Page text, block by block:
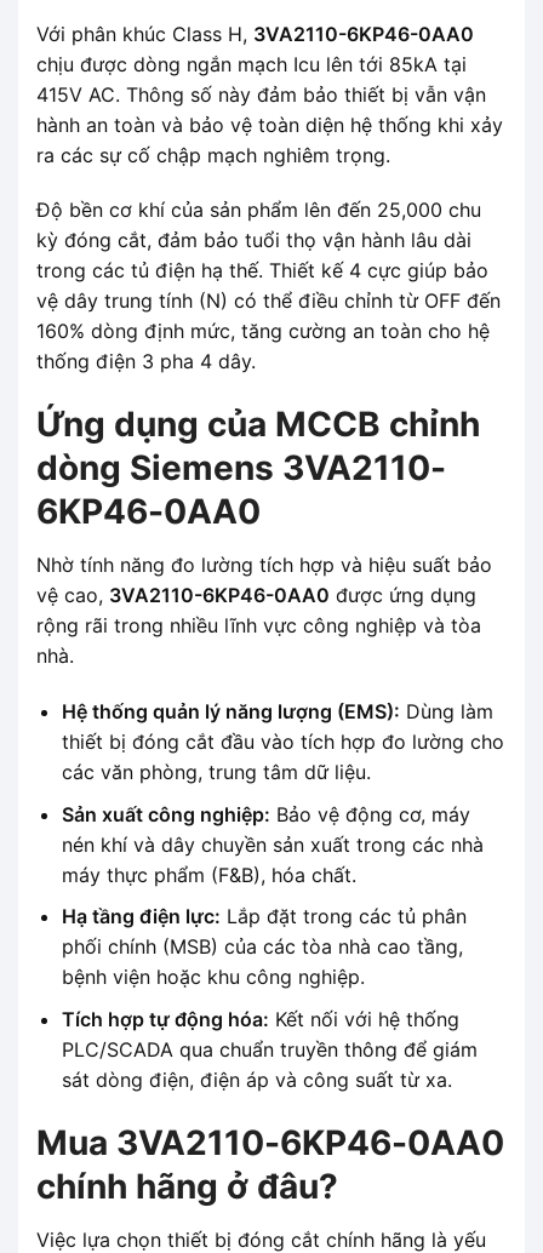
Với phân khúc Class H, 3VA2110-6KP46-0AA0
chịu được dòng ngắn mạch Icu lên tới 85kA tại
415V AC. Thông số này đảm bảo thiết bị vẫn vận
hành an toàn và bảo vệ toàn diện hệ thống khi xảy
ra các sự cố chập mạch nghiêm trọng.
Độ bền cơ khí của sản phẩm lên đến 25,000 chu
kỳ đóng cắt, đảm bảo tuổi thọ vận hành lâu dài
trong các tủ điện hạ thế. Thiết kế 4 cực giúp bảo
vệ dây trung tính (N) có thể điều chỉnh từ OFF đến
160% dòng định mức, tăng cường an toàn cho hệ
thống điện 3 pha 4 dây.
Ứng dụng của MCCB chỉnh
dòng Siemens 3VA2110-
6KP46-0AA0
Nhờ tính năng đo lường tích hợp và hiệu suất bảo
vệ cao, 3VA2110-6KP46-0AA0 được ứng dụng
rộng rãi trong nhiều lĩnh vực công nghiệp và tòa
nhà.
Hệ thống quản lý năng lượng (EMS): Dùng làm
thiết bị đóng cắt đầu vào tích hợp đo lường cho
các văn phòng, trung tâm dữ liệu.
Sản xuất công nghiệp: Bảo vệ động cơ, máy
nén khí và dây chuyền sản xuất trong các nhà
máy thực phẩm (F&B), hóa chất.
Hạ tầng điện lực: Lắp đặt trong các tủ phân
phối chính (MSB) của các tòa nhà cao tầng,
bệnh viện hoặc khu công nghiệp.
Tích hợp tự động hóa: Kết nối với hệ thống
PLC/SCADA qua chuẩn truyền thông để giám
sát dòng điện, điện áp và công suất từ xa.
Mua 3VA2110-6KP46-0AA0
chính hãng ở đâu?
Việc lựa chọn thiết bị đóng cắt chính hãng là yếu